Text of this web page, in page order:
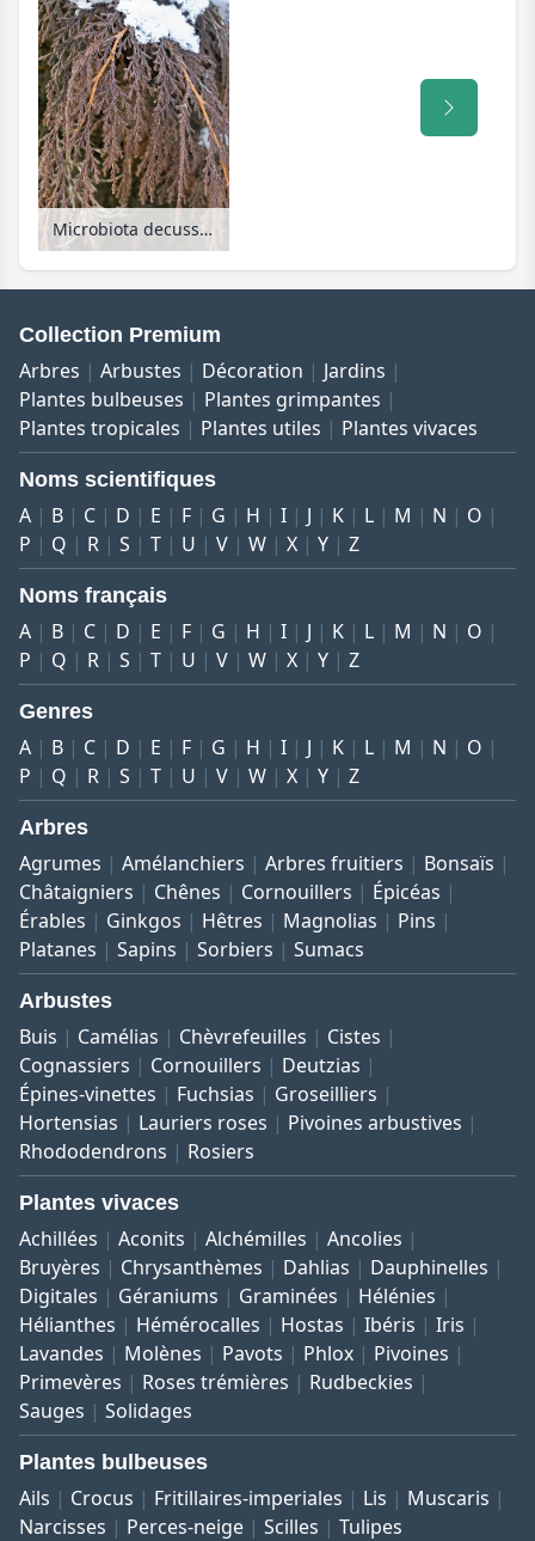
Microbiota decussata
Collection Premium
Arbres Arbustes Décoration
Jardins
Plantes bulbeuses
Plantes grimpantes
Plantes tropicales
Plantes utiles Plantes vivaces
Noms scientifiques
A B C D E F G H I J K L M N
O
P
Q R S T U V W X Y Z
Noms français
A B C D E F G H I J K L M N
O
P
Q R S T U V W X Y Z
Genres
A B C D E F G H I J K L M N
O
P
Q R S T U V W X Y Z
Arbres
Agrumes Amélanchiers Arbres fruitiers
Bonsaïs
Châtaigniers
Chênes Cornouillers
Épicéas
Érables
Ginkgos Hêtres Magnolias
Pins
Platanes
Sapins Sorbiers Sumacs
Arbustes
Buis Camélias Chèvrefeuilles
Cistes
Cognassiers
Cornouillers
Deutzias
Épines-vinettes
Fuchsias
Groseilliers
Hortensias
Lauriers roses
Pivoines arbustives
Rhododendrons
Rosiers
Plantes vivaces
Achillées Aconits Alchémilles
Ancolies
Bruyères
Chrysanthèmes Dahlias
Dauphinelles
Digitales
Géraniums Graminées
Hélénies
Hélianthes
Hémérocalles Hostas Ibéris
Iris
Lavandes
Molènes Pavots Phlox
Pivoines
Primevères
Roses trémières
Rudbeckies
Sauges
Solidages
Plantes bulbeuses
Ails Crocus Fritillaires-imperiales Lis
Muscaris
Narcisses
Perces-neige Scilles Tulipes